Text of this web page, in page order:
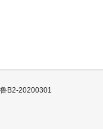
B2-20200301